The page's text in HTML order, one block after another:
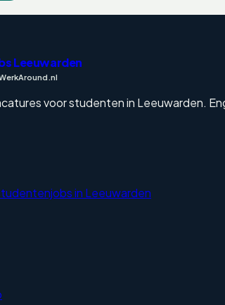
Leeuwarden
voor studenten in Leeuwarden.
in Leeuwarden